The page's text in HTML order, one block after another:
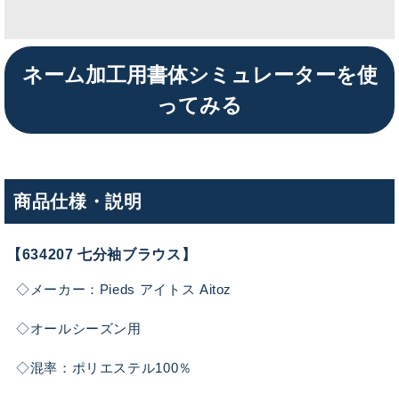
ネーム加工用書体シミュレーターを使
ってみる
商品仕様・説明
【634207 七分袖ブラウス】
◇メーカー：Pieds アイトス Aitoz
◇オールシーズン用
◇混率：ポリエステル100％